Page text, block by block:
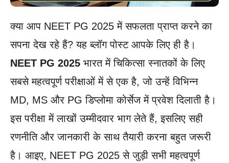
क्या आप NEET PG 2025 में सफलता प्राप्त करने का
सपना देख रहे हैं? यह ब्लॉग पोस्ट आपके लिए ही है।
NEET PG 2025 भारत में चिकित्सा स्नातकों के लिए
सबसे महत्वपूर्ण परीक्षाओं में से एक है, जो उन्हें विभिन्न
MD, MS और PG डिप्लोमा कोर्सेज में प्रवेश दिलाती है।
इस परीक्षा में लाखों उम्मीदवार भाग लेते हैं, इसलिए सही
रणनीति और जानकारी के साथ तैयारी करना बहुत जरूरी
है। आइए, NEET PG 2025 से जुड़ी सभी महत्वपूर्ण